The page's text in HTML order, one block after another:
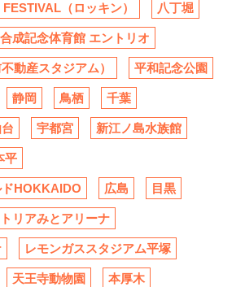
（ロッキン） 八丁堀
成記念体育館 エントリオ
動産スタジアム） 平和記念公園
静岡 鳥栖 千葉
宇都宮 新江ノ島水族館
平
HOKKAIDO 広島 目黒
リアみとアリーナ
レモンガススタジアム平塚
天王寺動物園 本厚木